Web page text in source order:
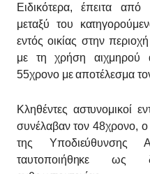
Ειδικότερα, έπειτα
μεταξύ του
εντός οικίας στην
με τη χρήση αιχμηρού
55χρονο με αποτέλεσμα
Κληθέντες αστυνομικοί
συνέλαβαν τον 48χρονο,
της Υποδιεύθυνσης
ταυτοποιήθηκε ως